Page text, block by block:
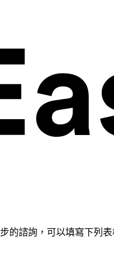
的諮詢，可以填寫下列